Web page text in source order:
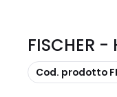
FISCHER -
copia
Cod. prodotto